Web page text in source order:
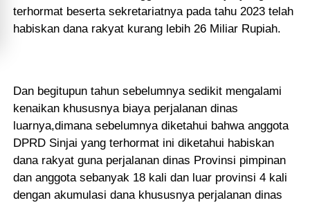
terhormat beserta sekretariatnya pada tahu 2023 telah
habiskan dana rakyat kurang lebih 26 Miliar Rupiah.
Dan begitupun tahun sebelumnya sedikit mengalami
kenaikan khususnya biaya perjalanan dinas
luarnya,dimana sebelumnya diketahui bahwa anggota
DPRD Sinjai yang terhormat ini diketahui habiskan
dana rakyat guna perjalanan dinas Provinsi pimpinan
dan anggota sebanyak 18 kali dan luar provinsi 4 kali
dengan akumulasi dana khususnya perjalanan dinas